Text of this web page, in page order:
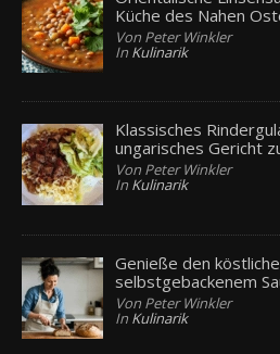
Küche des Nahen
Von Peter Winkler
In Kulinarik
Klassisches
ungarisches Gericht
Von Peter Winkler
In Kulinarik
Genieße den
selbstgebackenem
Von Peter Winkler
In Kulinarik